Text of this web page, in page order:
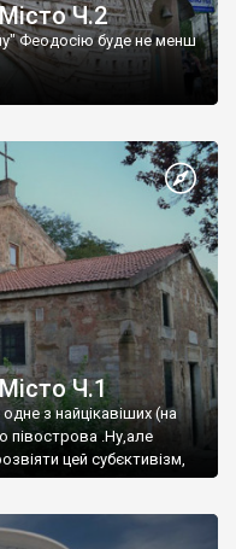
Ч.2
Феодосію буде не менш
Ч.1
з найцікавіших (на
півострова .Ну,але
цей субєктивізм,